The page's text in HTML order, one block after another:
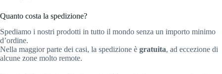
Quanto costa la spedizione?
Spediamo i nostri prodotti in tutto il mondo senza un importo minimo
d’ordine.
Nella maggior parte dei casi, la spedizione è gratuita, ad eccezione di
alcune zone molto remote.